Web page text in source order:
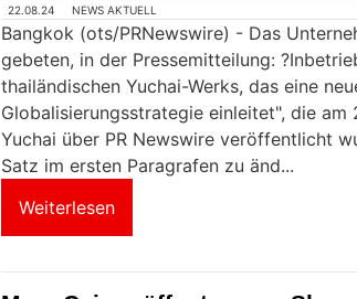
22.08.24 NEWS AKTUELL
Bangkok (ots/PRNewswire) - Das
gebeten, in der Pressemitteilung:
thailändischen Yuchai-Werks, das eine
Globalisierungsstrategie einleitet", die am
Yuchai über PR Newswire veröffentlicht
Satz im ersten Paragrafen zu änd...
Weiterlesen